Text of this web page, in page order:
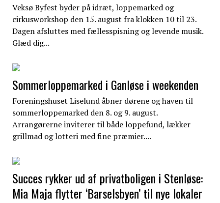
Veksø Byfest byder på idræt, loppemarked og
cirkusworkshop den 15. august fra klokken 10 til 23.
Dagen afsluttes med fællesspisning og levende musik.
Glæd dig...
Sommerloppemarked i Ganløse i weekenden
Foreningshuset Liselund åbner dørene og haven til
sommerloppemarked den 8. og 9. august.
Arrangørerne inviterer til både loppefund, lækker
grillmad og lotteri med fine præmier....
Succes rykker ud af privatboligen i Stenløse:
Mia Maja flytter ‘Barselsbyen’ til nye lokaler